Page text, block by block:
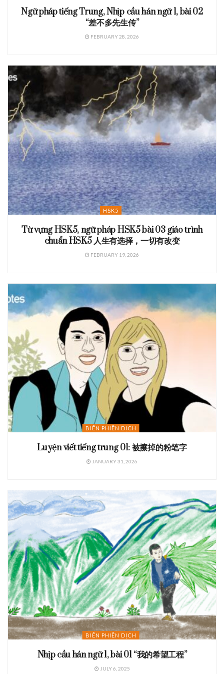
Ngữ pháp tiếng Trung, Nhịp cầu hán ngữ 1, bài 02
“差不多先生传”
FEBRUARY 28, 2026
HSK5
Từ vựng HSK5, ngữ pháp HSK5 bài 03 giáo trình
chuẩn HSK5 人生有选择，一切有改变
FEBRUARY 19, 2026
BIÊN PHIÊN DỊCH
Luyện viết tiếng trung 01: 被擦掉的粉笔字
JANUARY 31, 2026
BIÊN PHIÊN DỊCH
Nhịp cầu hán ngữ 1, bài 01 “我的希望工程”
JULY 6, 2025